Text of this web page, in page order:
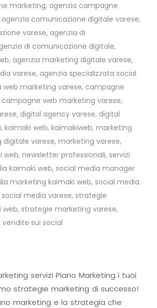
marketing, agenzia campagne
agenzia comunicazione digitale varese,
varese, agenzia di
di comunicazione digitale,
, agenzia marketing digitale varese,
varese, agenzia specializzata social
web marketing varese, campagne
campagne web marketing varese,
, digital agency varese, digital
, kaimaki web, kaimakiweb, marketing
digitale varese, marketing varese,
web, newsletter professionali, servizi
kaimaki web, social media manager
marketing kaimaki web, social media
social media varese, strategie
web, strategie marketing varese,
vendite sui social
servizi Piano Marketing i tuoi
strategie marketing di successo!
marketing e la strategia che